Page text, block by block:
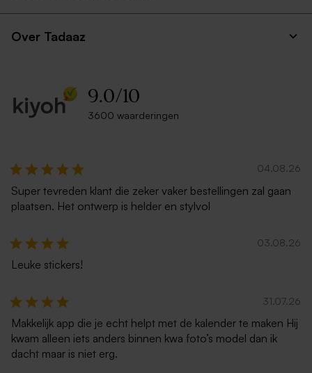
Over Tadaaz
9.0/10
3600 waarderingen
04.08.26
Super tevreden klant die zeker vaker bestellingen zal gaan
plaatsen. Het ontwerp is helder en stylvol
03.08.26
Leuke stickers!
31.07.26
Makkelijk app die je echt helpt met de kalender te maken Hij
kwam alleen iets anders binnen kwa foto’s model dan ik
dacht maar is niet erg.